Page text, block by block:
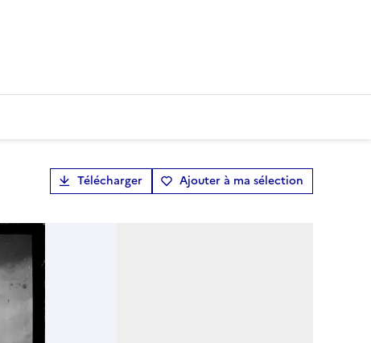
Télécharger Ajouter à ma sélection